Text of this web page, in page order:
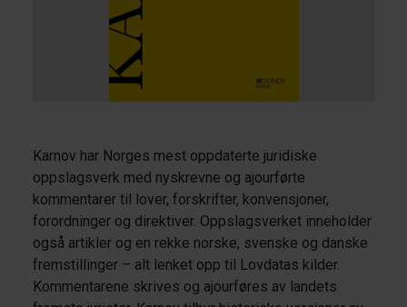
Karnov har Norges mest oppdaterte juridiske
oppslagsverk med nyskrevne og ajourførte
kommentarer til lover, forskrifter, konvensjoner,
forordninger og direktiver. Oppslagsverket inneholder
også artikler og en rekke norske, svenske og danske
fremstillinger – alt lenket opp til Lovdatas kilder.
Kommentarene skrives og ajourføres av landets